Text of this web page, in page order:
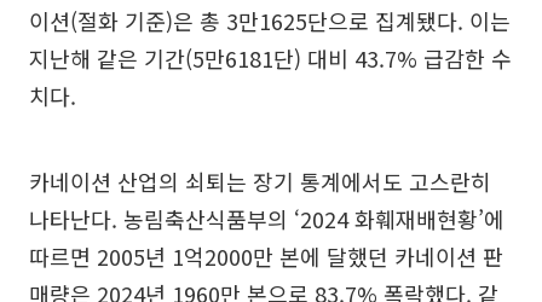
이션(절화 기준)은 총 3만1625단으로 집계됐다. 이는
지난해 같은 기간(5만6181단) 대비 43.7% 급감한 수
치다.
카네이션 산업의 쇠퇴는 장기 통계에서도 고스란히
나타난다. 농림축산식품부의 ‘2024 화훼재배현황’에
따르면 2005년 1억2000만 본에 달했던 카네이션 판
매량은 2024년 1960만 본으로 83.7% 폭락했다. 같